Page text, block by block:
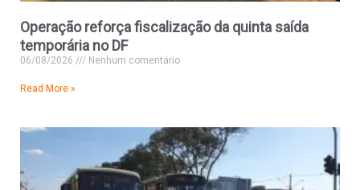
Operação reforça fiscalização da quinta saída
temporária no DF
06/08/2026 Nenhum comentário
Read More »